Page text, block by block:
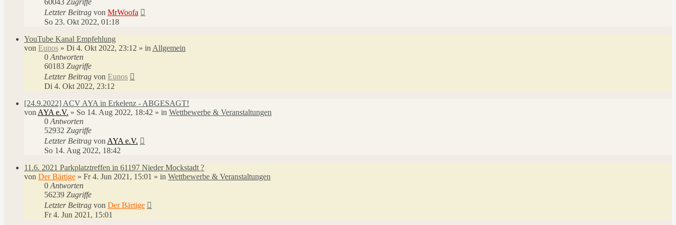
60043 Zugriffe
Letzter Beitrag von MrWoofa
So 23. Okt 2022, 01:18
YouTube Kanal Empfehlung
von Eunos » Di 4. Okt 2022, 23:12 » in Allgemein
0 Antworten
60183 Zugriffe
Letzter Beitrag von Eunos
Di 4. Okt 2022, 23:12
[24.9.2022] ACV AYA in Erkelenz - ABGESAGT!
von AYA e.V. » So 14. Aug 2022, 18:42 » in Wettbewerbe & Veranstaltungen
0 Antworten
52932 Zugriffe
Letzter Beitrag von AYA e.V.
So 14. Aug 2022, 18:42
11.6. 2021 Parkplatztreffen in 61197 Nieder Mockstadt ?
von Der Bärtige » Fr 4. Jun 2021, 15:01 » in Wettbewerbe & Veranstaltungen
0 Antworten
56239 Zugriffe
Letzter Beitrag von Der Bärtige
Fr 4. Jun 2021, 15:01